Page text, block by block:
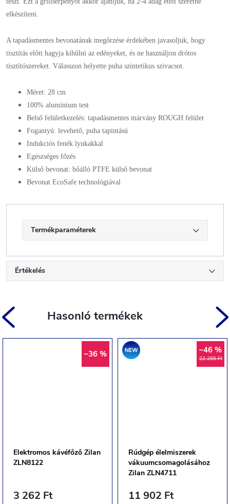
elkészíteni.
A tapadásmentes bevonatának megőrzése érdekében javasoljuk, hogy
tisztítás előtt hagyja kihűlni az edényeket, és ne használjon drótos
tisztítószereket. Válasszon helyette puha szintetikus szivacsot.
Méret: 28 cm
100% alumínium test
Belső felületkezelés: tapadásmentes márvány ROUGH felület
Fogantyú: levehető, puha tapintású
Indukciós fenék lyukakkal
Egészséges főzés
Külső bevonat: hőálló PTFE külső bevonat
Bevonat EcoSafe technológiával
Termékparaméterek
Értékelés
–36 %
Elektromos kávéfőző Zilan
ZLN8122
3 262 Ft
Akció
22 255 Ft
–46 %
Rúdgép élelmiszerek
vákuumcsomagolásához
Zilan ZLN4711
11 902 Ft